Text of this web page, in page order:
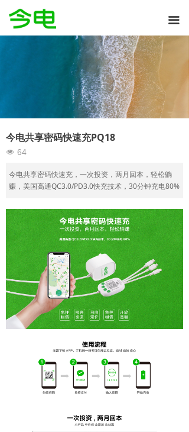
끀
今电共享密码快速充PQ18
今电共享密码快速充，一次投资，两月回本，轻松躺
赚，美国高通QC3.0/PD3.0快充技术，30分钟充电80%
넶 64